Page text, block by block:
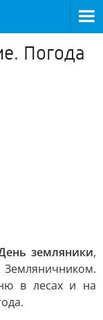
Погода
земляники,
в лесах и на